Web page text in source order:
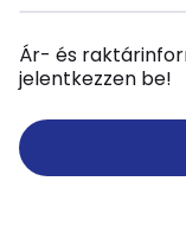
Ár- és
jelentkezzen be!